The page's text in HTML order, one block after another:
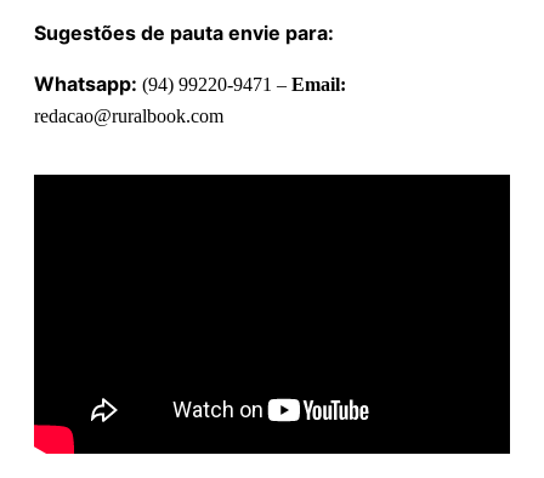
Sugestões de pauta envie para:
Whatsapp: (94) 99220-9471 – Email:
redacao@ruralbook.com